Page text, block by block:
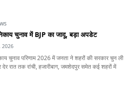
चुनाव में BJP का जादू, बड़ा अपडेट
2026
चुनाव परिणाम 2026 में जनता ने शहरों की सरकार चुन ली
देर रात तक रांची, हजारीबाग, जमशेदपुर समेत कई शहरों में